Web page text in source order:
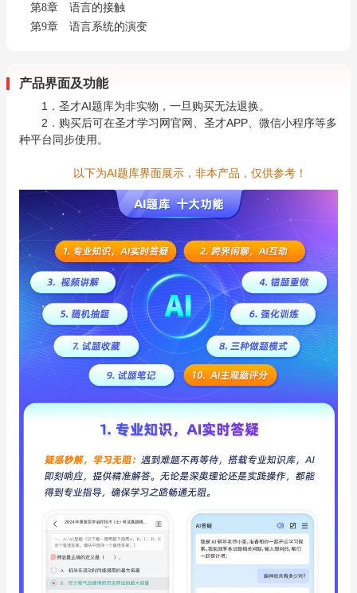
第8章 语言的接触
第9章 语言系统的演变
产品界面及功能
1．圣才AI题库为非实物，一旦购买无法退换。
2．购买后可在圣才学习网官网、圣才APP、微信小程序等多
种平台同步使用。
以下为AI题库界面展示，非本产品，仅供参考！